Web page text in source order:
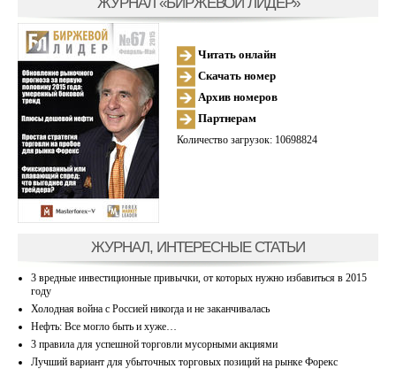
Читать онлайн
Скачать номер
Архив номеров
Партнерам
Количество загрузок: 10698824
ЖУРНАЛ, ИНТЕРЕСНЫЕ СТАТЬИ
3 вредные инвестиционные привычки, от которых нужно избавиться в 2015
году
Холодная война с Россией никогда и не заканчивалась
Нефть: Все могло быть и хуже…
3 правила для успешной торговли мусорными акциями
Лучший вариант для убыточных торговых позиций на рынке Форекс